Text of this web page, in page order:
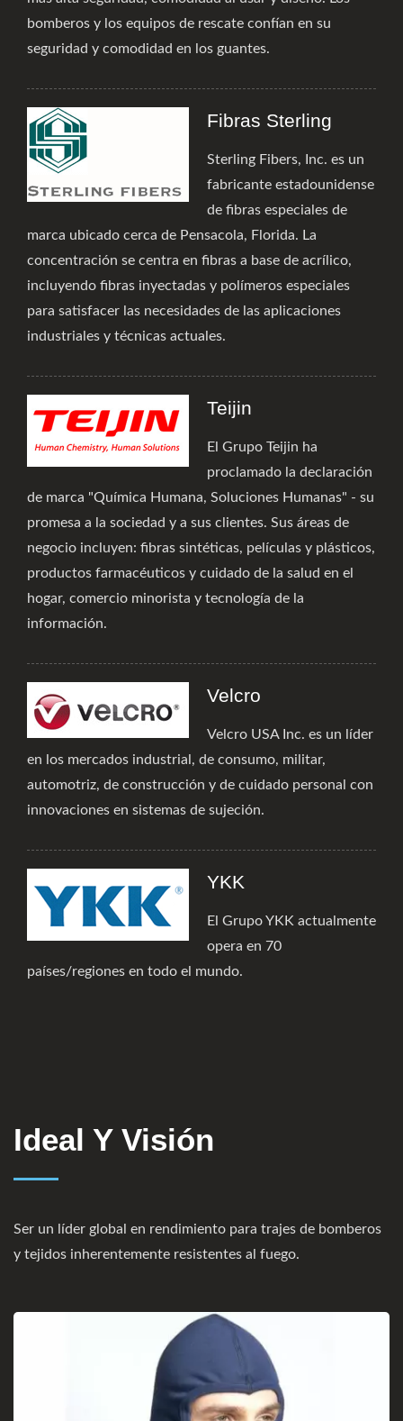
bomberos y los equipos de rescate confían en su
seguridad y comodidad en los guantes.
Fibras Sterling
Sterling Fibers, Inc. es un
fabricante estadounidense
de fibras especiales de
marca ubicado cerca de Pensacola, Florida. La
concentración se centra en fibras a base de acrílico,
incluyendo fibras inyectadas y polímeros especiales
para satisfacer las necesidades de las aplicaciones
industriales y técnicas actuales.
Teijin
El Grupo Teijin ha
proclamado la declaración
de marca "Química Humana, Soluciones Humanas" - su
promesa a la sociedad y a sus clientes. Sus áreas de
negocio incluyen: fibras sintéticas, películas y plásticos,
productos farmacéuticos y cuidado de la salud en el
hogar, comercio minorista y tecnología de la
información.
Velcro
Velcro USA Inc. es un líder
en los mercados industrial, de consumo, militar,
automotriz, de construcción y de cuidado personal con
innovaciones en sistemas de sujeción.
YKK
El Grupo YKK actualmente
opera en 70
países/regiones en todo el mundo.
Ideal Y Visión
Ser un líder global en rendimiento para trajes de bomberos
y tejidos inherentemente resistentes al fuego.